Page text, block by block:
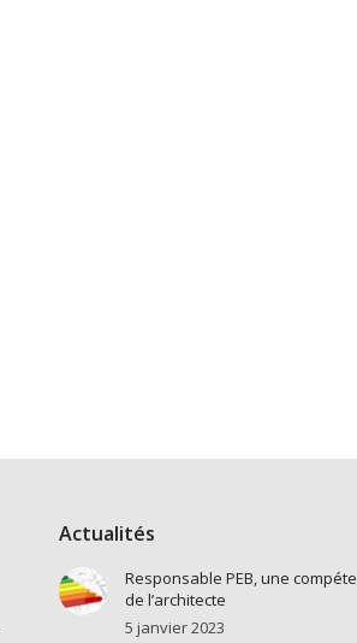
Actualités
Responsable PEB, une
de l’architecte
5 janvier 2023